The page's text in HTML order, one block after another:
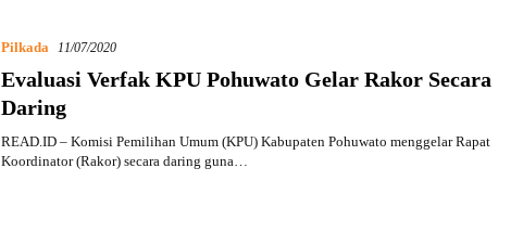
Pilkada 11/07/2020
Evaluasi Verfak KPU Pohuwato Gelar Rakor Secara
Daring
READ.ID – Komisi Pemilihan Umum (KPU) Kabupaten Pohuwato menggelar Rapat
Koordinator (Rakor) secara daring guna…